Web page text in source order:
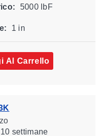
5000 lbF
1 in
Al Carrello
settimane